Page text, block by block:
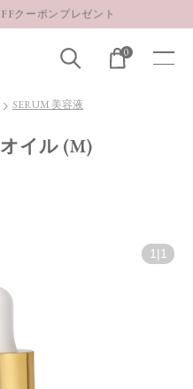
せと商品配送に関しまして
ースはこちら 0
SERUM 美容液
イル (M)
1 1